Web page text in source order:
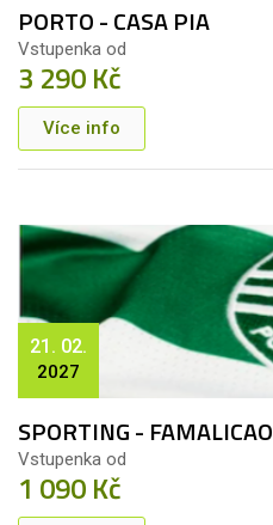
PORTO - CASA PIA
Vstupenka od
3 290 Kč
Více info
21. 02.
2027
SPORTING - FAMALICAO
Vstupenka od
1 090 Kč